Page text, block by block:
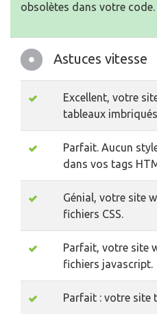
obsolètes dans votre code.
Astuces vitesse
Excellent, votre
tableaux
Parfait. Aucun
dans vos tags
Génial, votre site
fichiers CSS.
Parfait, votre site
fichiers javascript.
Parfait : votre site